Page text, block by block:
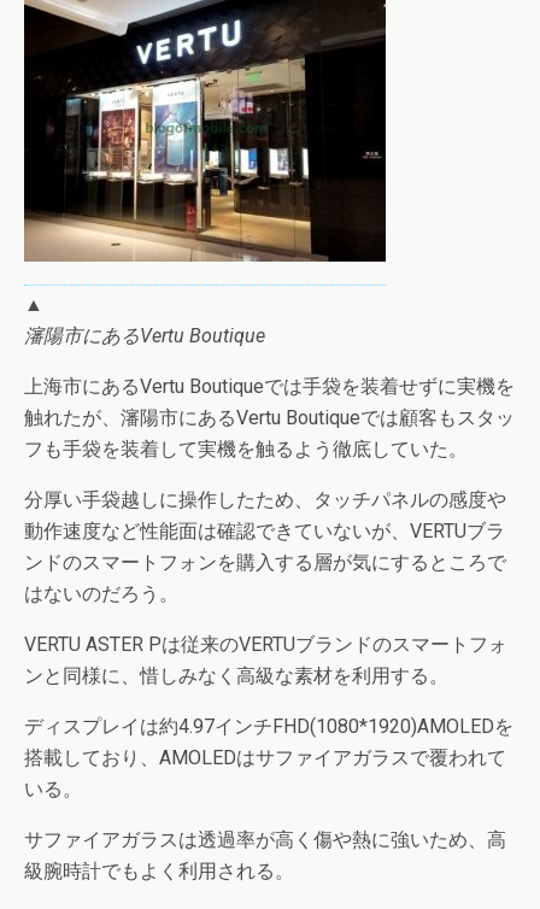
▲
瀋陽市にあるVertu Boutique
上海市にあるVertu Boutiqueでは手袋を装着せずに実機を
触れたが、瀋陽市にあるVertu Boutiqueでは顧客もスタッ
フも手袋を装着して実機を触るよう徹底していた。
分厚い手袋越しに操作したため、タッチパネルの感度や
動作速度など性能面は確認できていないが、VERTUブラ
ンドのスマートフォンを購入する層が気にするところで
はないのだろう。
VERTU ASTER Pは従来のVERTUブランドのスマートフォ
ンと同様に、惜しみなく高級な素材を利用する。
ディスプレイは約4.97インチFHD(1080*1920)AMOLEDを
搭載しており、AMOLEDはサファイアガラスで覆われて
いる。
サファイアガラスは透過率が高く傷や熱に強いため、高
級腕時計でもよく利用される。